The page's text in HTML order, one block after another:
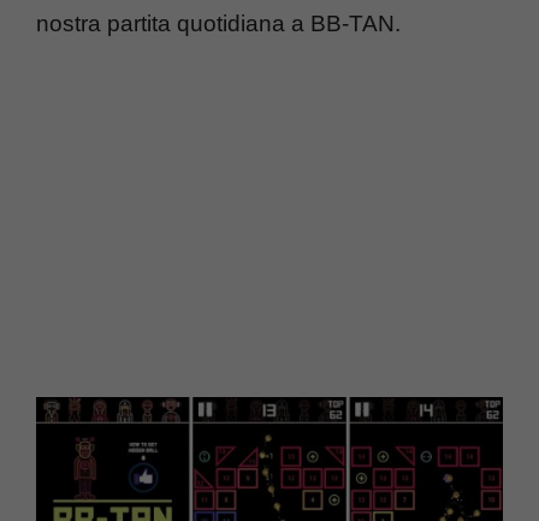
nostra partita quotidiana a BB-TAN.